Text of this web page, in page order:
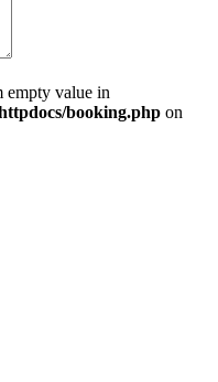
empty value in
booking.php on